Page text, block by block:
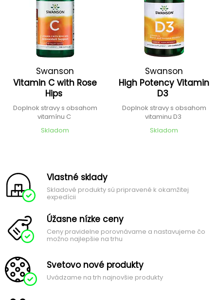
Swanson
Vitamin C with Rose
Hips
Doplnok stravy s obsahom
vitamínu C
Skladom
Swanson
High Potency Vitamin
D3
Doplnok stravy s obsahom
vitaminu D3
Skladom
Vlastné sklady
Skladové produkty sú pripravené k okamžitej
expedícii
Úžasne nízke ceny
Ceny pravidelne porovnávame a nastavujeme čo
možno najlepšie na trhu
Svetovo nové produkty
Uvádzame na trh najnovšie produkty